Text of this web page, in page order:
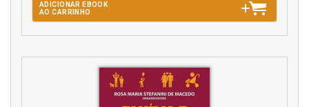
ADICIONAR EBOOK
AO CARRINHO